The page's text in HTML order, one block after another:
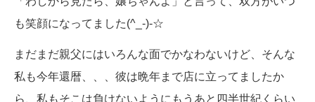
も笑顔になってました(^_-)-☆
まだまだ親父にはいろんな面でかなわないけど、そんな
私も今年還暦、、、彼は晩年まで店に立ってましたか
ら、私もそこは負けないようにもうあと四半世紀くらい